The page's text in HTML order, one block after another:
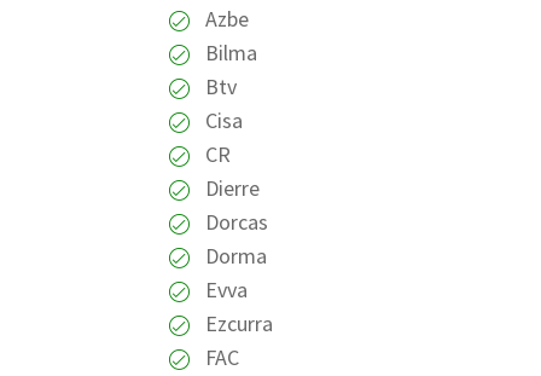
Azbe
Bilma
Btv
Cisa
CR
Dierre
Dorcas
Dorma
Evva
Ezcurra
FAC